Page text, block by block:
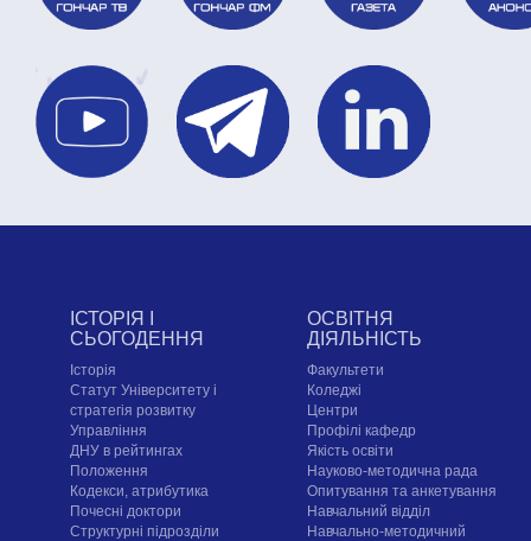
ІСТОРІЯ І
СЬОГОДЕННЯ
Історія
Статут Університету і
стратегія розвитку
Управління
ДНУ в рейтингах
Положення
Кодекси, атрибутика
Почесні доктори
Структурні підрозділи
ОСВІТНЯ
ДІЯЛЬНІСТЬ
Факультети
Коледжі
Центри
Профілі кафедр
Якість освіти
Науково-методична рада
Опитування та анкетування
Навчальний відділ
Навчально-методичний